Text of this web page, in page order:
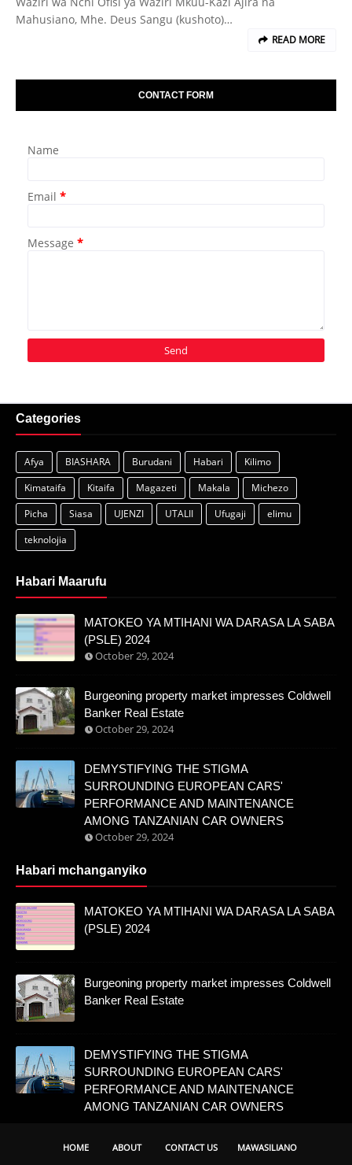
Mahusiano, Mhe. Deus Sangu (kushoto)…
READ MORE
CONTACT FORM
Name
Email *
Message *
Categories
Afya BIASHARA Burudani Habari
Kilimo
Kimataifa
Kitaifa Magazeti Makala
Michezo
Picha
Siasa UJENZI UTALII Ufugaji
elimu
teknolojia
Habari Maarufu
MATOKEO YA MTIHANI WA DARASA LA SABA
(PSLE) 2024
October 29, 2024
Burgeoning property market impresses Coldwell
Banker Real Estate
October 29, 2024
DEMYSTIFYING THE STIGMA
SURROUNDING EUROPEAN CARS'
PERFORMANCE AND MAINTENANCE
AMONG TANZANIAN CAR OWNERS
October 29, 2024
Habari mchanganyiko
MATOKEO YA MTIHANI WA DARASA LA SABA
(PSLE) 2024
Burgeoning property market impresses Coldwell
Banker Real Estate
DEMYSTIFYING THE STIGMA
SURROUNDING EUROPEAN CARS'
PERFORMANCE AND MAINTENANCE
AMONG TANZANIAN CAR OWNERS
HOME ABOUT CONTACT US MAWASILIANO